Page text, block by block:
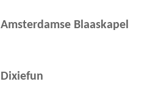
Amsterdamse Blaaskapel
Dixiefun